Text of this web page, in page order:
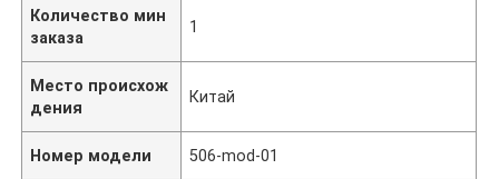
Количество мин
заказа
1
Место происхож
дения
Китай
Номер модели 506-mod-01